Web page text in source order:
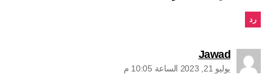
رد
Jawadيقول:
يوليو 21, 2023 الساعة 10:05 م